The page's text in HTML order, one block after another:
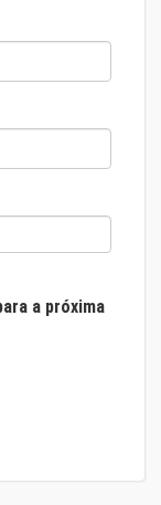
a próxima